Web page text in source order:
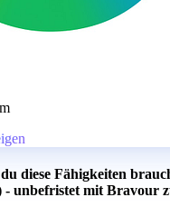
diese Fähigkeiten
- unbefristet mit Bravour